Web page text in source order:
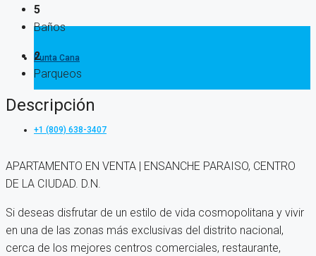
Punta Cana
+1 (809) 638-3407
5
Baños
2
Parqueos
Descripción
APARTAMENTO EN VENTA | ENSANCHE PARAISO, CENTRO
DE LA CIUDAD. D.N.
Si deseas disfrutar de un estilo de vida cosmopolitana y vivir
en una de las zonas más exclusivas del distrito nacional,
cerca de los mejores centros comerciales, restaurante,